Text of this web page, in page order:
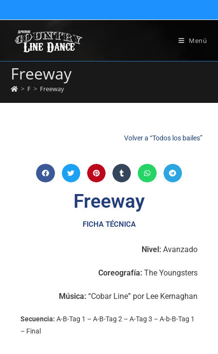
Menú
Freeway
> F > Freeway
Volver a “Todos los bailes”
Freeway
FICHA TÉCNICA
Nivel:Avanzado
Coreografía:The Youngsters
Música:“Cobar Line” por Lee Kernaghan
Secuencia:A-B-Tag 1 – A-B-Tag 2 – A-Tag 3 – A-b-B-Tag 1
– Final